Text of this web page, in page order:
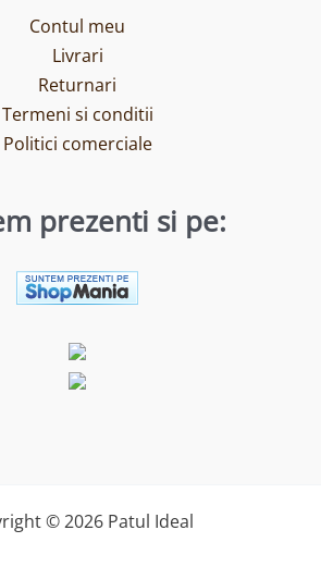
Contul meu
Livrari
Returnari
Termeni si conditii
Politici comerciale
prezenti si pe:
© 2026 Patul Ideal